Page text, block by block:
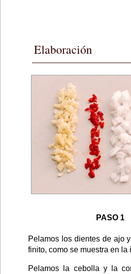
Elaboración
PASO 1
Pelamos los dientes de ajo
finito, como se muestra en la
Pelamos la cebolla y la